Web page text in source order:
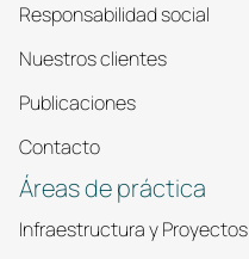
Responsabilidad social
Nuestros clientes
Publicaciones
Contacto
Áreas de práctica
Infraestructura y Proyectos